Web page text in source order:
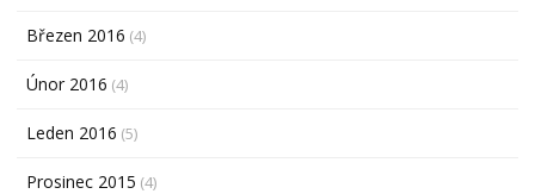
Březen 2016 (4)
Únor 2016 (4)
Leden 2016 (5)
Prosinec 2015 (4)